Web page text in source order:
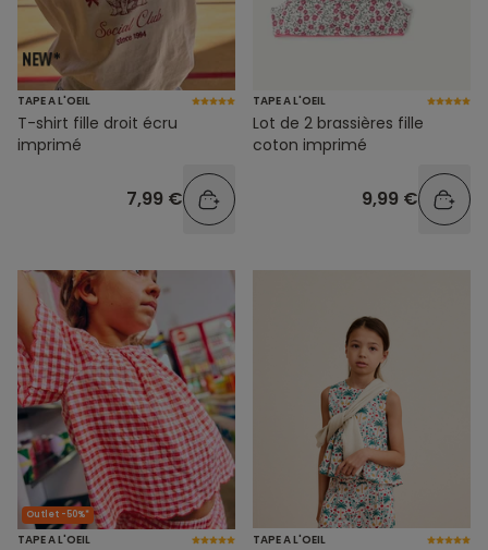
TAPE A L'OEIL
T-shirt fille droit écru
imprimé
7,99 €
TAPE A L'OEIL
Lot de 2 brassières fille
coton imprimé
9,99 €
Outlet -50%*
TAPE A L'OEIL TAPE A L'OEIL